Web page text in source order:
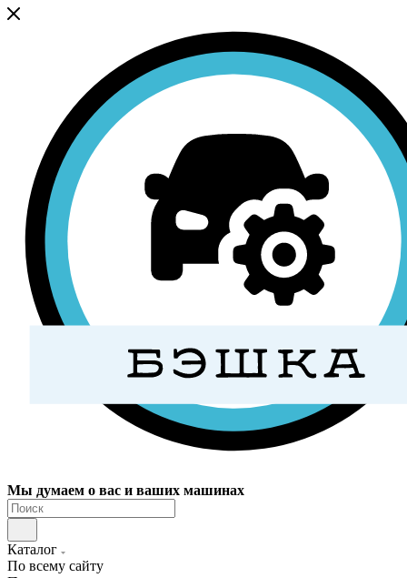
Мы думаем о вас и ваших машинах
Каталог
По всему сайту